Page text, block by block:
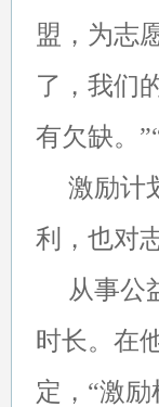
盟，为志
了，我们
有欠缺。
激励计
利，也对
从事公
时长。在
定，“激